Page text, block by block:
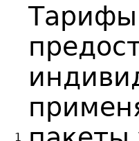
1
Тарифы